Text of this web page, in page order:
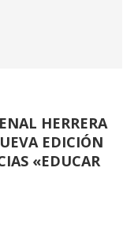
HERRERA
EDICIÓN
«EDUCAR